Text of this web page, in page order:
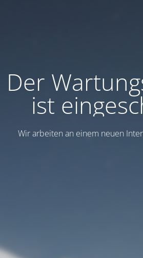
Der
ist
Wir arbeiten an einem neuen